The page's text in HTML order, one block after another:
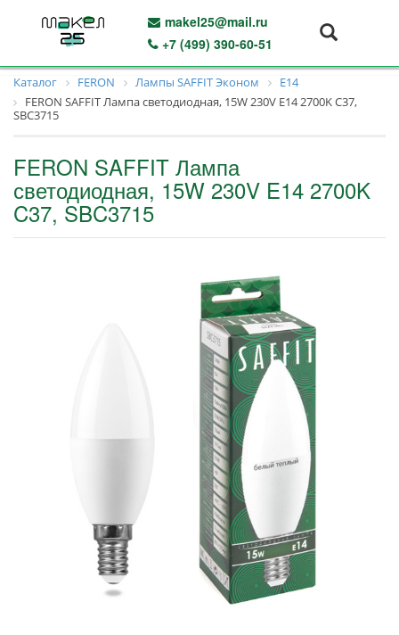
makel25@mail.ru
+7 (499) 390-60-51
Каталог FERON Лампы SAFFIT Эконом
E14
FERON SAFFIT Лампа светодиодная, 15W 230V E14 2700K C37,
SBC3715
FERON SAFFIT Лампа
светодиодная, 15W 230V E14 2700K
C37, SBC3715